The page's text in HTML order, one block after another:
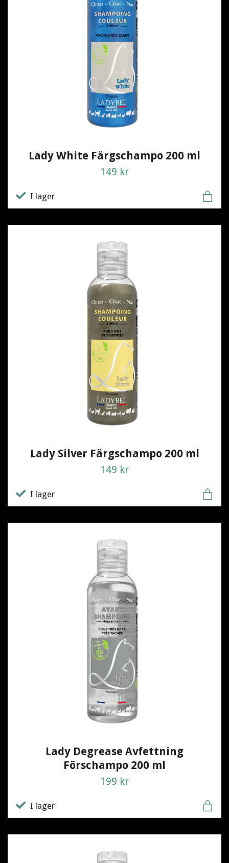
Lady White Färgschampo 200 ml
149 kr
I lager
Lady Silver Färgschampo 200 ml
149 kr
I lager
Lady Degrease Avfettning
Förschampo 200 ml
199 kr
I lager